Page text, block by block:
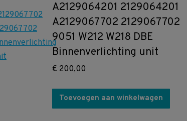
A2129064201 2129064201
A2129067702 2129067702
9051 W212 W218 DBE
Binnenverlichting unit
€ 200,00
Toevoegen aan winkelwagen